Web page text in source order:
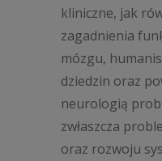
kliniczne, jak
zagadnienia
mózgu,
dziedzin oraz
neurologią
zwłaszcza
oraz rozwoju